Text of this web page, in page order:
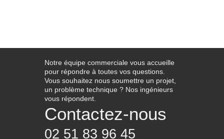
Notre équipe commerciale vous accueille
pour répondre à toutes vos questions.
Vous souhaitez nous soumettre un projet,
un problème technique ? Nos ingénieurs
vous répondent.
Contactez-nous
02 51 83 96 45